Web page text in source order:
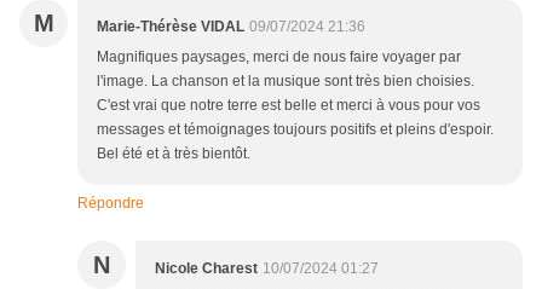
M Marie-Thérèse VIDAL 09/07/2024 21:36
Magnifiques paysages, merci de nous faire voyager par
l'image. La chanson et la musique sont très bien choisies.
C'est vrai que notre terre est belle et merci à vous pour vos
messages et témoignages toujours positifs et pleins d'espoir.
Bel été et à très bientôt.
Répondre
N Nicole Charest 10/07/2024 01:27